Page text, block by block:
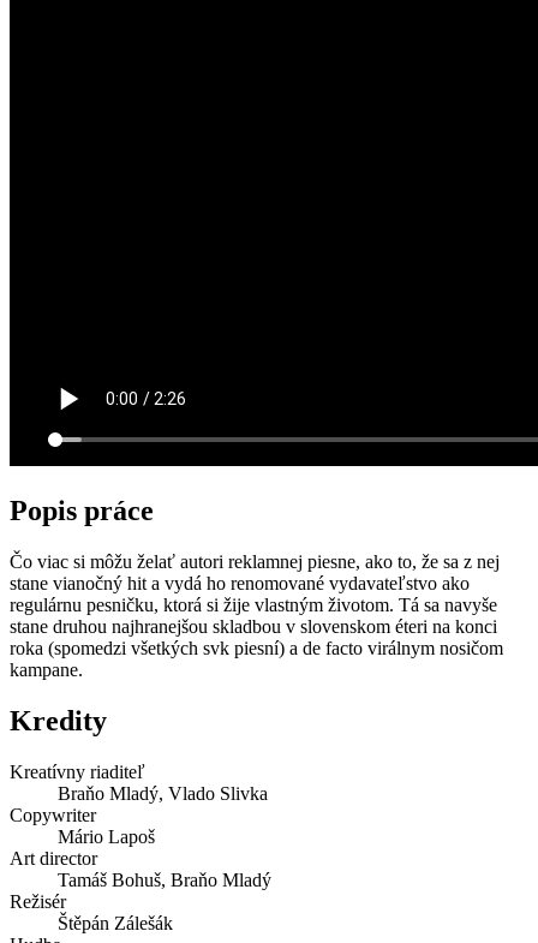
Popis práce
Čo viac si môžu želať autori reklamnej piesne, ako to, že sa z nej
stane vianočný hit a vydá ho renomované vydavateľstvo ako
regulárnu pesničku, ktorá si žije vlastným životom. Tá sa navyše
stane druhou najhranejšou skladbou v slovenskom éteri na konci
roka (spomedzi všetkých svk piesní) a de facto virálnym nosičom
kampane.
Kredity
Kreatívny riaditeľ
Braňo Mladý, Vlado Slivka
Copywriter
Mário Lapoš
Art director
Tamáš Bohuš, Braňo Mladý
Režisér
Štěpán Zálešák